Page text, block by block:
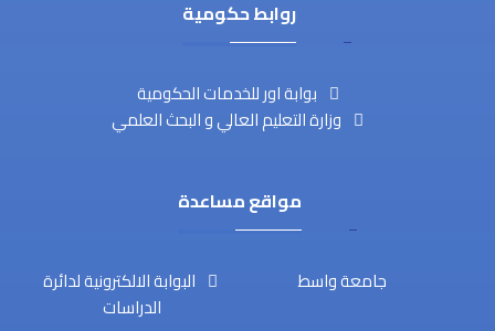
روابط حكومية
بوابة اور للخدمات الحكومية
وزارة التعليم العالي و البحث العلمي
مواقع مساعدة
جامعة واسط
البوابة الالكترونية لدائرة
الدراسات